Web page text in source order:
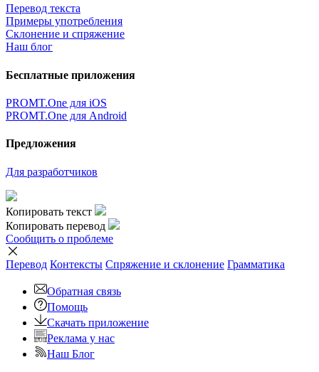
Перевод текста
Примеры употребления
Склонение и спряжение
Наш блог
Бесплатные приложения
PROMT.One для iOS
PROMT.One для Android
Предложения
Для разработчиков
Копировать текст
Копировать перевод
Сообщить о проблеме
Перевод Контексты Спряжение и склонение Грамматика
Обратная связь
Помощь
Скачать приложение
Реклама у нас
Наш Блог